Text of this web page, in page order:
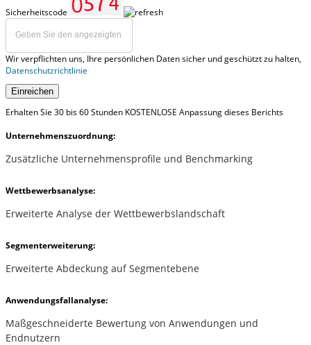
Sicherheitscode
Wir verpflichten uns, Ihre persönlichen Daten sicher und geschützt zu halten,
Datenschutzrichtlinie
Einreichen
Erhalten Sie 30 bis 60 Stunden KOSTENLOSE Anpassung dieses Berichts
Unternehmenszuordnung:
Zusätzliche Unternehmensprofile und Benchmarking
Wettbewerbsanalyse:
Erweiterte Analyse der Wettbewerbslandschaft
Segmenterweiterung:
Erweiterte Abdeckung auf Segmentebene
Anwendungsfallanalyse:
Maßgeschneiderte Bewertung von Anwendungen und
Endnutzern